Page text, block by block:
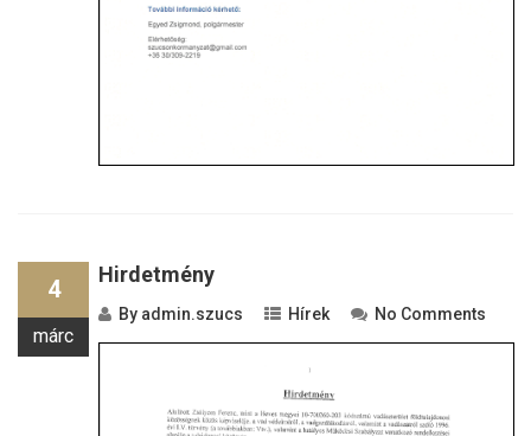
4
márc
Hirdetmény
By admin.szucs Hírek No Comments